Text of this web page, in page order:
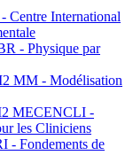
Centre International
- Physique par
MM - Modélisation
MECENCLI -
les Cliniciens
- Fondements de